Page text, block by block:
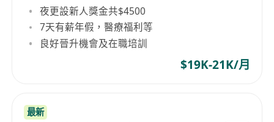
夜更設新人獎金共$4500
7天有薪年假，醫療福利等
良好晉升機會及在職培訓
$19K-21K/月
最新